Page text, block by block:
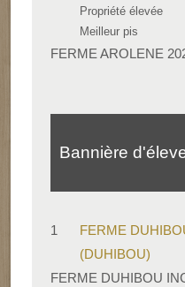
Propriété élevée
Meilleur pis
FERME AROLENE
Bannière
1
FERME
(DUHIBOU)
FERME DUHIBOU